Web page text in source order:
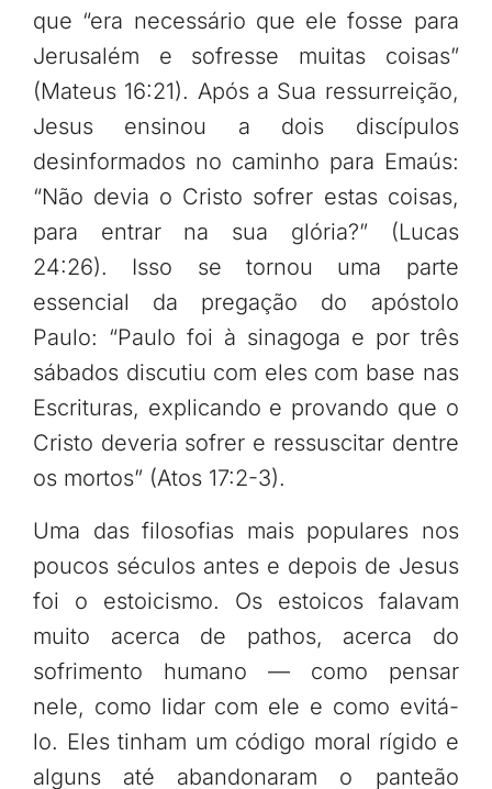
que “era necessário que ele fosse para
Jerusalém e sofresse muitas coisas”
(Mateus 16:21). Após a Sua ressurreição,
Jesus ensinou a dois discípulos
desinformados no caminho para Emaús:
“Não devia o Cristo sofrer estas coisas,
para entrar na sua glória?” (Lucas
24:26). Isso se tornou uma parte
essencial da pregação do apóstolo
Paulo: “Paulo foi à sinagoga e por três
sábados discutiu com eles com base nas
Escrituras, explicando e provando que o
Cristo deveria sofrer e ressuscitar dentre
os mortos” (Atos 17:2-3).
Uma das filosofias mais populares nos
poucos séculos antes e depois de Jesus
foi o estoicismo. Os estoicos falavam
muito acerca de pathos, acerca do
sofrimento humano — como pensar
nele, como lidar com ele e como evitá-
lo. Eles tinham um código moral rígido e
alguns até abandonaram o panteão